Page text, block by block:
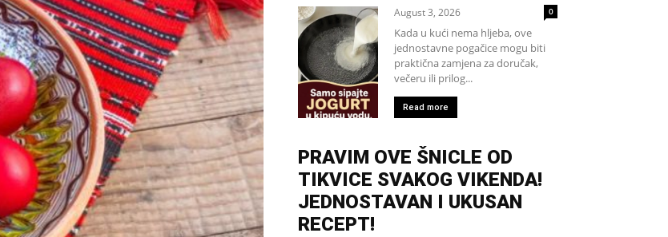
August 3, 2026 0
Kada u kući nema hljeba, ove
jednostavne pogačice mogu biti
praktična zamjena za doručak,
večeru ili prilog...
Read more
PRAVIM OVE ŠNICLE OD
TIKVICE SVAKOG VIKENDA!
JEDNOSTAVAN I UKUSAN
RECEPT!